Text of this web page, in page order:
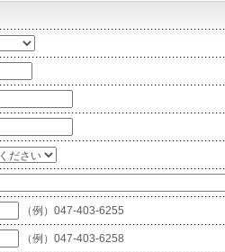
（例）047-403-6255
（例）047-403-6258